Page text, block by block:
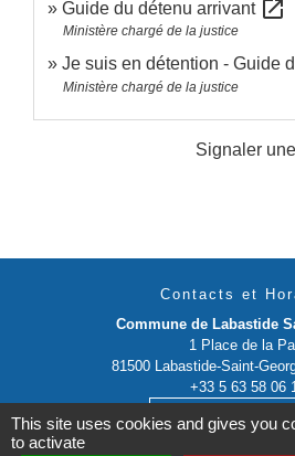
Guide du détenu arrivant open_in_new
Ministère chargé de la justice
Je suis en détention - Guide
Ministère chargé de la justice
Signaler
Contacts et
Commune de Labastide
1 Place de la
81500 Labastide-Saint-
+33 5 63 58 06
Contact par
This site uses cookies and gives you
to activate